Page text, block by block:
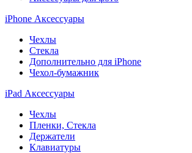
iPhone Аксессуары
Чехлы
Стекла
Дополнительно для iPhone
Чехол-бумажник
iPad Аксессуары
Чехлы
Пленки, Стекла
Держатели
Клавиатуры